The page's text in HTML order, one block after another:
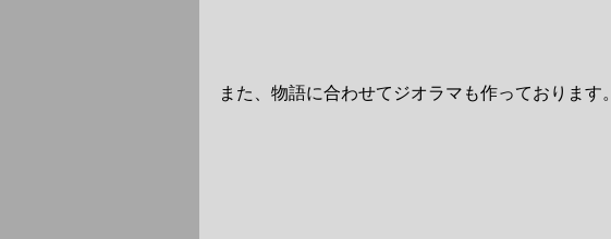
また、物語に合わせてジオラマも作っております。